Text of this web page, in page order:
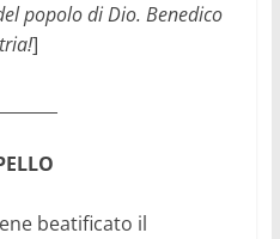
popolo di Dio. Benedico
]
beatificato il